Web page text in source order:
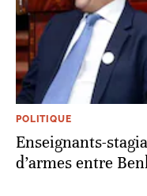
POLITIQUE
Enseignants-
d’armes entre